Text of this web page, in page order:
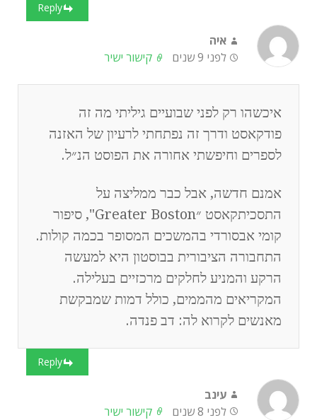
Reply
איה
לפני 9 שנים
קישור ישיר
איכשהו רק לפני שבועיים גיליתי מה זה
פודקאסט ודרך זה נפתחתי לרעיון של האזנה
לספרים וחיפשתי אחורה את הפוסט הנ״ל.
אמנם חדשה, אבל כבר ממליצה על
התסכיתקאסט ״Greater Boston", סיפור
קומי אבסורדי בהמשכים המסופר בכמה קולות.
התחבורה הציבורית בבוסטון היא למעשה
הרקע והמניע לחלקים מרכזיים בעלילה.
המקריאים מהממים, כולל דמות שמבקשת
מאנשים לקרוא לה: דב פנדה.
Reply
עינב
לפני 8 שנים
קישור ישיר